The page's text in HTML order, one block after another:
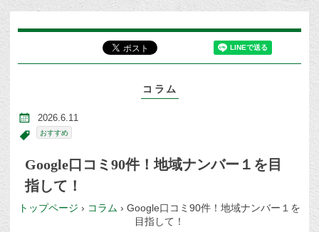
コラム
2026.6.11
おすすめ
Google口コミ90件！地域ナンバー１を目
指して！
トップページ › コラム › Google口コミ90件！地域ナンバー１を
目指して！